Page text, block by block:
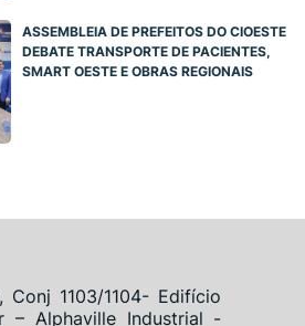
ASSEMBLEIA DE PREFEITOS DO CIOESTE
DEBATE TRANSPORTE DE PACIENTES,
SMART OESTE E OBRAS REGIONAIS
Conj 1103/1104- Edifício
– Alphaville Industrial -